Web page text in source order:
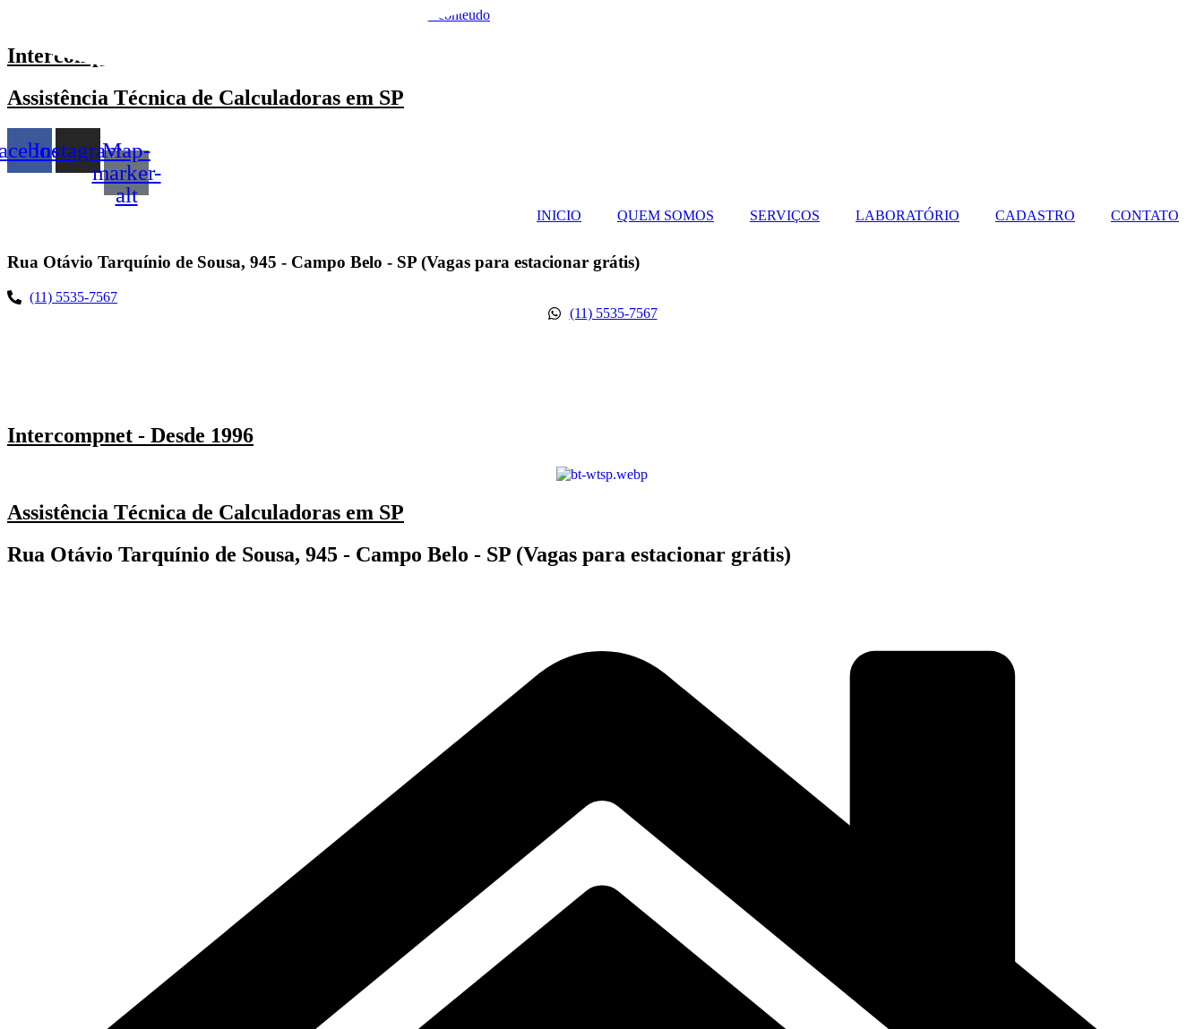
Ir para o conteúdo
Intercompnet - Desde 1996
Assistência Técnica de Calculadoras em SP
InstagramMap-
marker-
alt
INICIO QUEM SOMOS SERVIÇOS LABORATÓRIO CADASTRO CONTATO
Rua Otávio Tarquínio de Sousa, 945 - Campo Belo - SP (Vagas para estacionar grátis)
(11) 5535-7567
(11) 5535-7567
Intercompnet - Desde 1996
Assistência Técnica de Calculadoras em SP
Rua Otávio Tarquínio de Sousa, 945 - Campo Belo - SP (Vagas para estacionar grátis)